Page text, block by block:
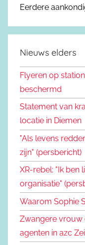
Eerdere
Nieuws elders
Flyeren op
beschermd
Statement van
locatie in Diemen
"Als levens
zijn" (persbericht)
XR-rebel: "Ik ben
organisatie"
Waarom Sophie
Zwangere vrouw
agenten in azc